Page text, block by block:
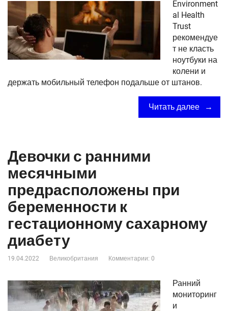
Environment
al Health
Trust
рекомендуе
т не класть
ноутбуки на
колени и
держать мобильный телефон подальше от штанов.
Читать далее
Девочки с ранними
месячными
предрасположены при
беременности к
гестационному сахарному
диабету
19.04.2022 Великобритания Комментарии: 0
Ранний
мониторинг
и